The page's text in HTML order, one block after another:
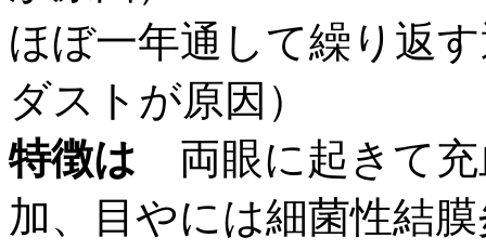
ほぼ一年通して繰り返
ダストが原因）
特徴は 両眼に起きて充
加、目やには細菌性結